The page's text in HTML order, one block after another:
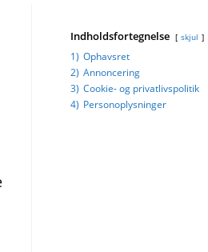
Indholdsfortegnelse skjul
1) Ophavsret
2) Annoncering
3) Cookie- og privatlivspolitik
4) Personoplysninger